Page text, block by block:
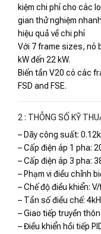
kiệm chi phí cho các
gian thử nghiệm
hiệu quả về chi phí
Với 7 frame sizes, nó
kW đến 22 kW.
Biến tần V20 có các
FSD and FSE.
2 : THÔNG SỐ KỸ
– Dãy công suất:
– Cấp điện áp 1 pha:
– Cấp điện áp 3 pha:
– Phạm vi điều chỉnh
– Chế độ điều khiển:
– Tần số điều chế:
– Giao tiếp truyền
– Điều khiển hồi tiếp